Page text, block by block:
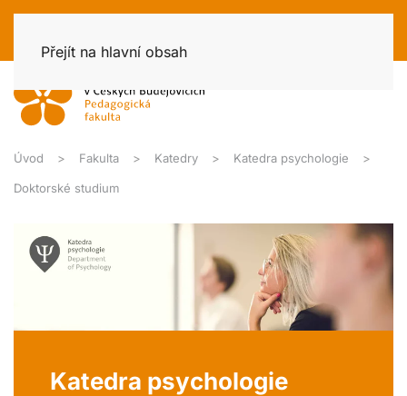
Přejít na hlavní obsah
Úvod Fakulta Katedry Katedra psychologie
Doktorské studium
Katedra psychologie